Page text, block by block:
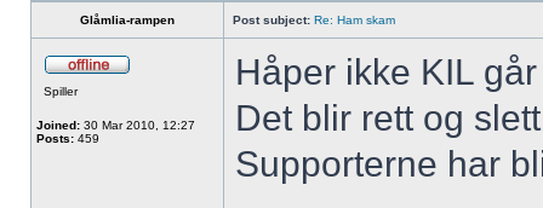
Glåmlia-rampen Post subject: Re: Ham skam
Spiller
Joined: 30 Mar 2010, 12:27
Posts: 459
Håper ikke KIL
Det blir rett og
Supporterne har